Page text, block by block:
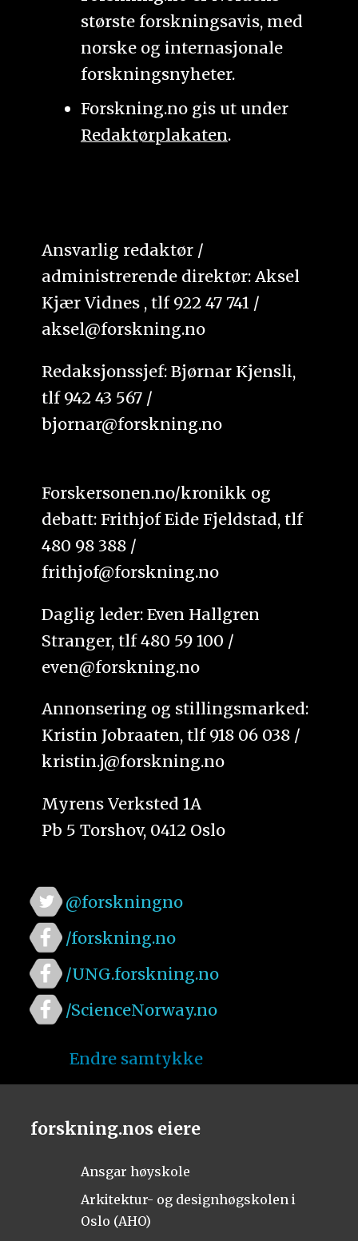
største forskningsavis, med
norske og internasjonale
forskningsnyheter.
Forskning.no gis ut under
Redaktørplakaten.
Ansvarlig redaktør /
administrerende direktør: Aksel
Kjær Vidnes , tlf 922 47 741 /
aksel@forskning.no
Redaksjonssjef: Bjørnar Kjensli,
tlf 942 43 567 /
bjornar@forskning.no
Forskersonen.no/kronikk og
debatt: Frithjof Eide Fjeldstad, tlf
480 98 388 /
frithjof@forskning.no
Daglig leder: Even Hallgren
Stranger, tlf 480 59 100 /
even@forskning.no
Annonsering og stillingsmarked:
Kristin Jobraaten, tlf 918 06 038 /
kristin.j@forskning.no
Myrens Verksted 1A
Pb 5 Torshov, 0412 Oslo
@forskningno
/forskning.no
/UNG.forskning.no
/ScienceNorway.no
Endre samtykke
forskning.nos eiere
Ansgar høyskole
Arkitektur- og designhøgskolen i
Oslo (AHO)